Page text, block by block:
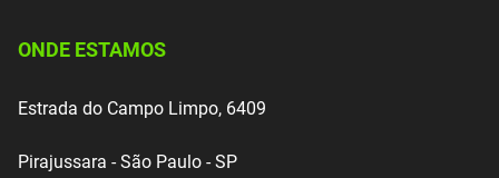
ONDE ESTAMOS
Estrada do Campo Limpo, 6409
Pirajussara - São Paulo - SP